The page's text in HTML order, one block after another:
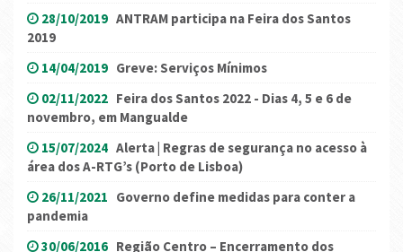
28/10/2019 ANTRAM participa na Feira dos Santos
2019
14/04/2019 Greve: Serviços Mínimos
02/11/2022 Feira dos Santos 2022 - Dias 4, 5 e 6 de
novembro, em Mangualde
15/07/2024 Alerta | Regras de segurança no acesso à
área dos A-RTG’s (Porto de Lisboa)
26/11/2021 Governo define medidas para conter a
pandemia
30/06/2016 Região Centro – Encerramento dos